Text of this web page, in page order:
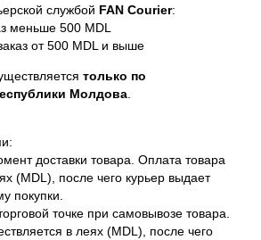
службой FAN Courier:
меньше 500 MDL
от 500 MDL и выше
только по
Молдова
доставки товара. Оплата товара
(MDL), после чего курьер выдает
покупки.
точке при самовывозе товара.
в леях (MDL), после чего